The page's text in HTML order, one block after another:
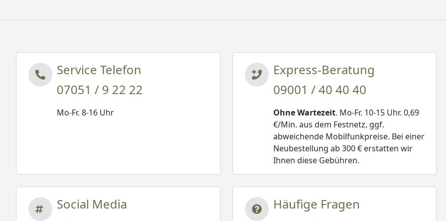
Service Telefon
07051 / 9 22 22
Mo-Fr. 8-16 Uhr
Express-Beratung
09001 / 40 40 40
Ohne Wartezeit. Mo-Fr. 10-15 Uhr. 0,69
€/Min. aus dem Festnetz, ggf.
abweichende Mobilfunkpreise. Bei einer
Neubestellung ab 300 € erstatten wir
Ihnen diese Gebühren.
Social Media Häufige Fragen